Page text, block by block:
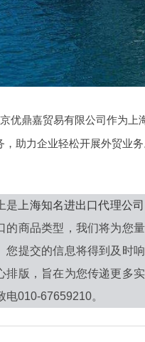
优鼎嘉贸易有限公司作为上
，助力企业轻松开展外贸业务
是 上海知名进出口代理公
的商品类型，我们将为您
您提交的信息将得到及时
排版，旨在为您传递更多
电010-67659210。